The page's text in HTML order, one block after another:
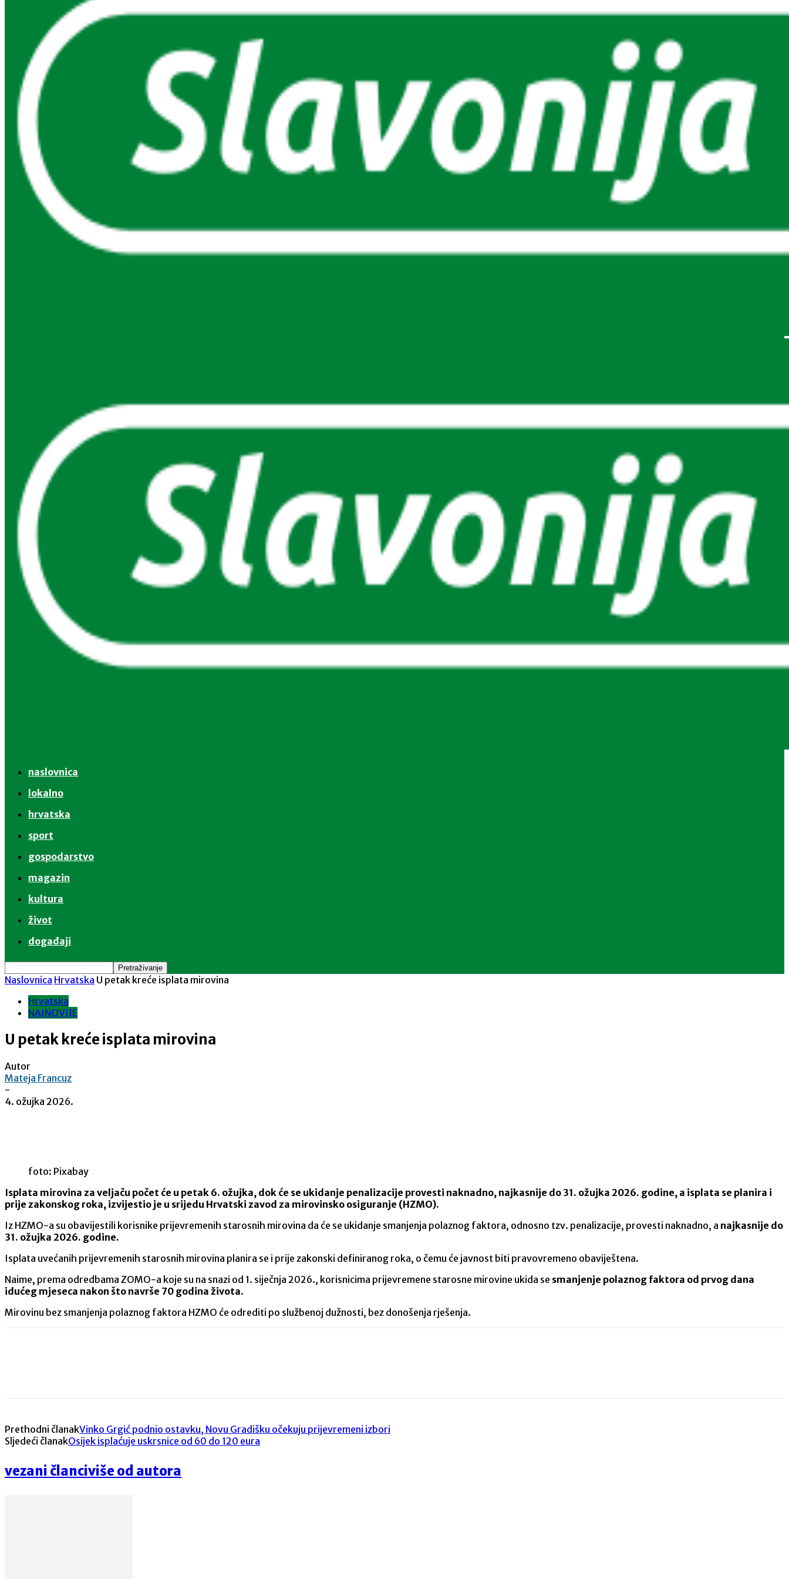
naslovnica
lokalno
hrvatska
sport
gospodarstvo
magazin
kultura
život
događaji
Naslovnica Hrvatska U petak kreće isplata mirovina
Hrvatska
NAJNOVIJE
U petak kreće isplata mirovina
Autor
Mateja Francuz
-
4. ožujka 2026.
foto: Pixabay
Isplata mirovina za veljaču počet će u petak 6. ožujka, dok će se ukidanje penalizacije provesti naknadno, najkasnije do 31. ožujka 2026. godine, a isplata se planira i
prije zakonskog roka, izvijestio je u srijedu Hrvatski zavod za mirovinsko osiguranje (HZMO).
Iz HZMO-a su obavijestili korisnike prijevremenih starosnih mirovina da će se ukidanje smanjenja polaznog faktora, odnosno tzv. penalizacije, provesti naknadno, a najkasnije do
31. ožujka 2026. godine.
Isplata uvećanih prijevremenih starosnih mirovina planira se i prije zakonski definiranog roka, o čemu će javnost biti pravovremeno obaviještena.
Naime, prema odredbama ZOMO-a koje su na snazi od 1. siječnja 2026., korisnicima prijevremene starosne mirovine ukida se smanjenje polaznog faktora od prvog dana
idućeg mjeseca nakon što navrše 70 godina života.
Mirovinu bez smanjenja polaznog faktora HZMO će odrediti po službenoj dužnosti, bez donošenja rješenja.
Prethodni članakVinko Grgić podnio ostavku, Novu Gradišku očekuju prijevremeni izbori
Sljedeći članakOsijek isplaćuje uskrsnice od 60 do 120 eura
vezani članciviše od autora